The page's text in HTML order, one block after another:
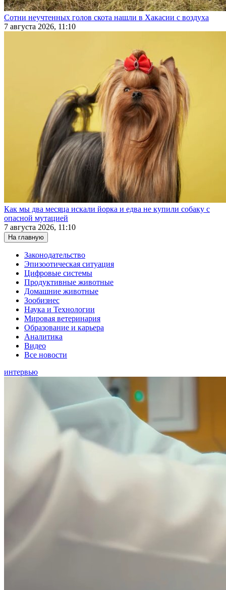
Сотни неучтенных голов скота нашли в Хакасии с воздуха
7 августа 2026, 11:10
Как мы два месяца искали йорка и едва не купили собаку с
опасной мутацией
7 августа 2026, 11:10
На главную
Законодательство
Эпизоотическая ситуация
Цифровые системы
Продуктивные животные
Домашние животные
Зообизнес
Наука и Технологии
Мировая ветеринария
Образование и карьера
Аналитика
Видео
Все новости
интервью